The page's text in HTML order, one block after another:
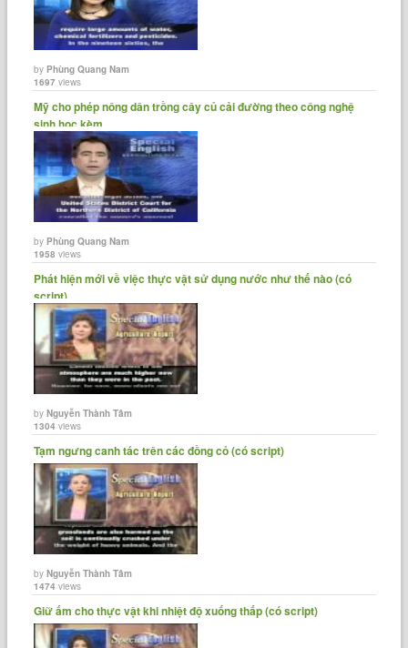
byPhùng Quang Nam
1697 views
Mỹ cho phép nông dân trồng cây củ cải đường theo công nghệ
sinh học kèm......
byPhùng Quang Nam
1958 views
Phát hiện mới về việc thực vật sử dụng nước như thế nào (có
script)
byNguyễn Thành Tâm
1304 views
Tạm ngưng canh tác trên các đồng cỏ (có script)
byNguyễn Thành Tâm
1474 views
Giữ ấm cho thực vật khi nhiệt độ xuống thấp (có script)